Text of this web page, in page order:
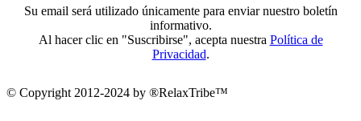
Su email será utilizado únicamente para enviar nuestro boletín
informativo.
Al hacer clic en "Suscribirse", acepta nuestra Política de
Privacidad.
© Copyright 2012-2024 by ®RelaxTribe™